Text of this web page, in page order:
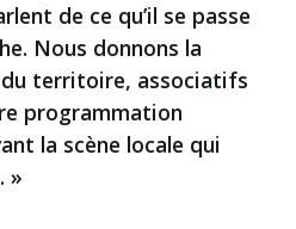
de ce qu’il se passe
Nous donnons la
territoire, associatifs
programmation
la scène locale qui
»